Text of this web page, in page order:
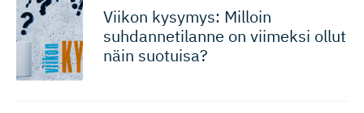
Viikon kysymys: Milloin
suhdannetilanne on viimeksi ollut
näin suotuisa?